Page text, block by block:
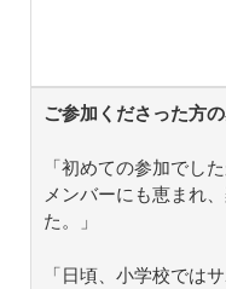
ご参加くださった方の
「初めての参加でし
メンバーにも恵まれ
た。」
「日頃、小学校では